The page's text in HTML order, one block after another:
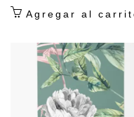
Agregar al